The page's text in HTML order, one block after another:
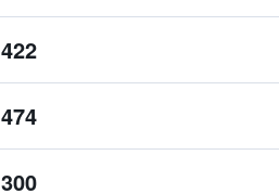
422 ﷼
474 ﷼
300 ﷼